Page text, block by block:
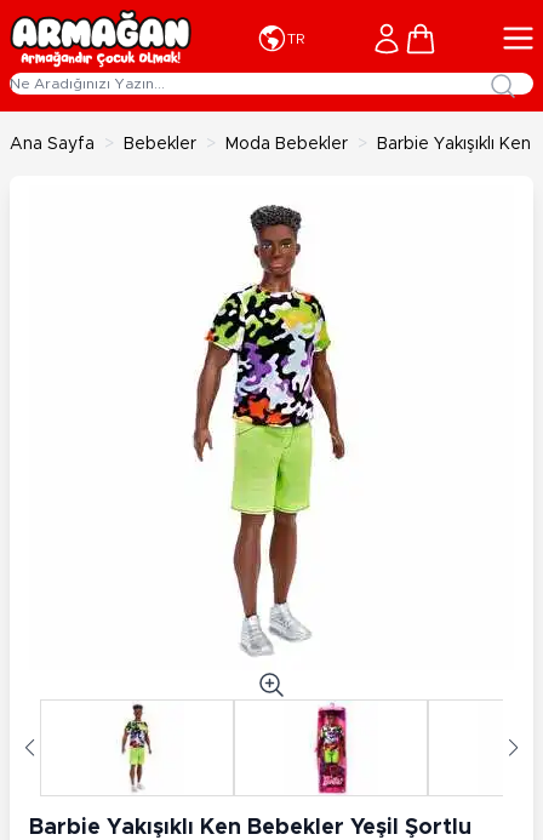
İçeriğe geç
TR Cart
Ana Sayfa > Bebekler > Moda Bebekler > Barbie Yakışıklı
Barbie Yakışıklı Ken Bebekler Yeşil Şortlu